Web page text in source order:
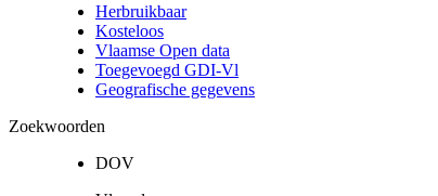
Herbruikbaar
Kosteloos
Vlaamse Open data
Toegevoegd GDI-Vl
Geografische gegevens
Zoekwoorden
DOV